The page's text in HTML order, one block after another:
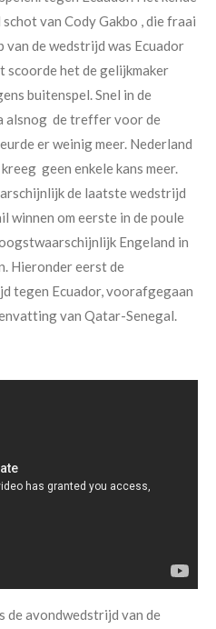
van Cody Gakbo , die fraai
de wedstrijd was Ecuador
scoorde het de gelijkmaker
buitenspel. Snel in de
alsnog de treffer voor de
er weinig meer. Nederland
geen enkele kans meer.
de laatste wedstrijd
winnen om eerste in de poule
Engeland in
Hieronder eerst de
tegen Ecuador, voorafgegaan
van Qatar-Senegal.
de avondwedstrijd van de